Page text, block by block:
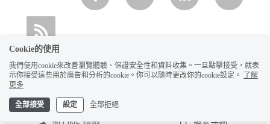
Cookie的使用
我們使用cookie來改善瀏覽體驗、保證安全性和資料收集。一旦點擊接受，就表
示你接受這些用於廣告和分析的cookie。你可以隨時更改你的cookie設定。
了解
更多
全部接受 設定 全部拒絕